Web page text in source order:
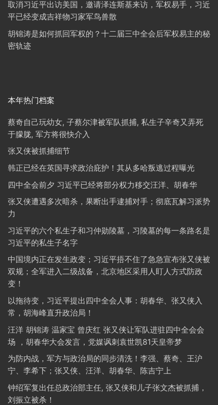
取消习近平出访美国，邀请泽连斯基来访，军权易手，习近
平已经变成吉祥物习家军鸟兽散
胡锦涛是如何抓回军权的？十二届三中全会后军权易主的秘
密轨迹
本年热门档案
蔡奇自己玩幼女, 子蔡尔津被军队抓捕, 私生子辛奇又弄死
于朦胧, 军方将很快介入
张又侠被抓捕细节
韩正已经在英国寻求政治庇护！其从多哈叛逃过程曝光
四中全会前夕 习近平已经将部分权力移交汪洋、胡春华
张又侠遭遇多次暗杀，果断出手逮捕对手；彻底瓦解习派势
力
习近平的六个私生子和习仲勋陵墓，习陵墓的每一条路名是
习近平的私生子名字
中国境内正在发生政变；习近平捂不住了急急宣布张又侠被
双规；全军进入二级战备，北京地区采用人盯人方式防政
变！
以拖待变，习近平提出四中全会人事：胡春华、张又侠入
常，胡海峰直升政治局！
汪洋 胡锦涛 温家宝 曾庆红 张又侠让军队进驻四中全会会
场 ，胡春华大会发言，党媒讽刺袁世凯81天皇帝梦
为防内战，军方与政治局的同步清洗！李强、蔡奇、王沪
宁、李希下；张又侠、汪洋、胡春华、陈吉宁上
钟绍军复出任总政治部主任, 张又侠和儿子张文杰被抓捕，
刘振立被杀！